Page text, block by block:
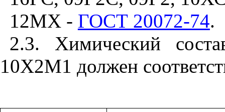
12МХ - ГОСТ 20072-74.
2.3. Химический
10Х2М1 должен